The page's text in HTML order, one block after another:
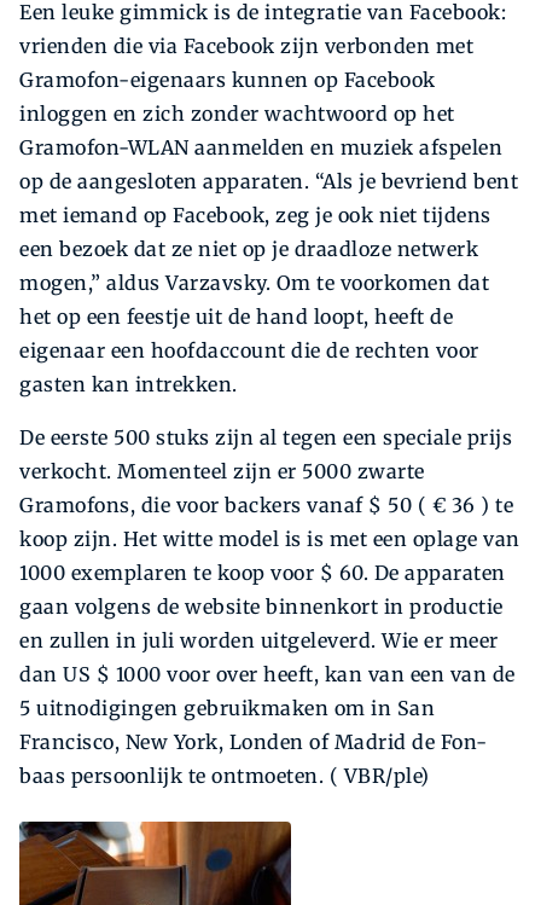
Een leuke gimmick is de integratie van Facebook:
vrienden die via Facebook zijn verbonden met
Gramofon-eigenaars kunnen op Facebook
inloggen en zich zonder wachtwoord op het
Gramofon-WLAN aanmelden en muziek afspelen
op de aangesloten apparaten. “Als je bevriend bent
met iemand op Facebook, zeg je ook niet tijdens
een bezoek dat ze niet op je draadloze netwerk
mogen,” aldus Varzavsky. Om te voorkomen dat
het op een feestje uit de hand loopt, heeft de
eigenaar een hoofdaccount die de rechten voor
gasten kan intrekken.
De eerste 500 stuks zijn al tegen een speciale prijs
verkocht. Momenteel zijn er 5000 zwarte
Gramofons, die voor backers vanaf $ 50 ( € 36 ) te
koop zijn. Het witte model is is met een oplage van
1000 exemplaren te koop voor $ 60. De apparaten
gaan volgens de website binnenkort in productie
en zullen in juli worden uitgeleverd. Wie er meer
dan US $ 1000 voor over heeft, kan van een van de
5 uitnodigingen gebruikmaken om in San
Francisco, New York, Londen of Madrid de Fon-
baas persoonlijk te ontmoeten. ( VBR/ple)